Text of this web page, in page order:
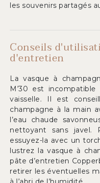
les souvenirs partagés
Conseils
d'entretien
La vasque à
M’30 est
vaisselle. Il est
champagne à la main
l’eau chaude
nettoyant sans javel.
essuyez-la avec un
lustrez la vasque à
pâte d’entretien
retirer les éventuelles